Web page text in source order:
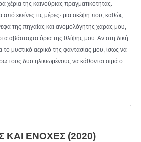
χέρια της καινούριας πραγματικότητας.
από εκείνες τις μέρες· μια σκέψη που, καθώς
της πηγαίας και ανομολόγητης χαράς μου,
αβάσταχτα όρια της θλίψης μου: Αν στη δική
μυστικό αερικό της φαντασίας μου, ίσως να
τους δυο ηλικιωμένους να κάθονται σιμά ο
.
ΚΑΙ ΕΝΟΧΕΣ (2020)